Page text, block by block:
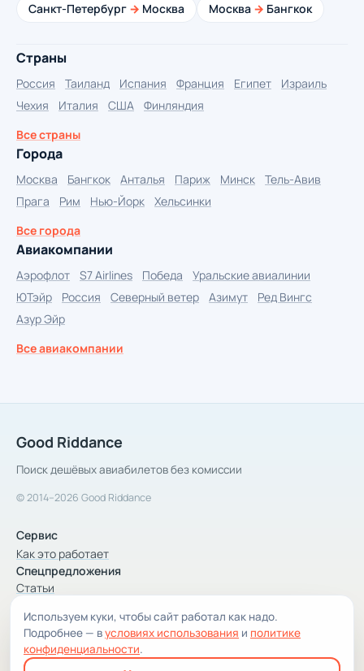
Санкт-Петербург → Москва Москва → Бангкок
Страны
Россия Таиланд Испания Франция Египет
Израиль
Чехия
Италия США
Финляндия
Все страны
Города
Москва Бангкок Анталья Париж Минск
Тель-Авив
Прага
Рим Нью-Йорк
Хельсинки
Все города
Авиакомпании
Аэрофлот S7 Airlines Победа
Уральские авиалинии
ЮТэйр
Россия Северный ветер Азимут
Ред Вингс
Азур Эйр
Все авиакомпании
Good Riddance
Поиск дешёвых авиабилетов без комиссии
© 2014–2026 Good Riddance
Сервис
Как это работает
Спецпредложения
Статьи
Компания
Компания и контакты
Условия использования
Используем куки, чтобы сайт работал как надо.
Подробнее — вусловиях использования и политике
конфиденциальности.